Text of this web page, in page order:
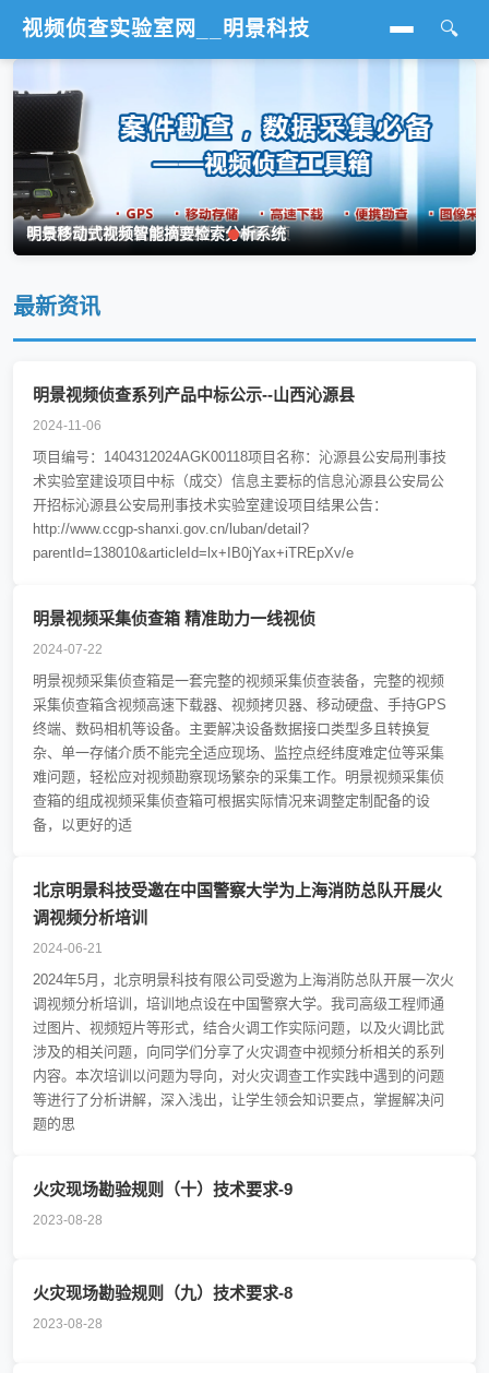
视频侦查实验室网__明景科技
行业标准
视频勘察
视频分析
火灾调查
行业新闻
🔍
明景视频采集侦查箱 精准助力一线视侦
视频图像侦查系统解决方案
明景移动式视频智能摘要检索分析系统
最新资讯
明景视频侦查系列产品中标公示--山西沁源县
2024-11-06
项目编号：1404312024AGK00118项目名称：沁源县公安局刑事技
术实验室建设项目中标（成交）信息主要标的信息沁源县公安局公
开招标沁源县公安局刑事技术实验室建设项目结果公告：
http://www.ccgp-shanxi.gov.cn/luban/detail?
parentId=138010&articleId=lx+IB0jYax+iTREpXv/e
明景视频采集侦查箱 精准助力一线视侦
2024-07-22
明景视频采集侦查箱是一套完整的视频采集侦查装备，完整的视频
采集侦查箱含视频高速下载器、视频拷贝器、移动硬盘、手持GPS
终端、数码相机等设备。主要解决设备数据接口类型多且转换复
杂、单一存储介质不能完全适应现场、监控点经纬度难定位等采集
难问题，轻松应对视频勘察现场繁杂的采集工作。明景视频采集侦
查箱的组成视频采集侦查箱可根据实际情况来调整定制配备的设
备，以更好的适
北京明景科技受邀在中国警察大学为上海消防总队开展火
调视频分析培训
2024-06-21
2024年5月，北京明景科技有限公司受邀为上海消防总队开展一次火
调视频分析培训，培训地点设在中国警察大学。我司高级工程师通
过图片、视频短片等形式，结合火调工作实际问题，以及火调比武
涉及的相关问题，向同学们分享了火灾调查中视频分析相关的系列
内容。本次培训以问题为导向，对火灾调查工作实践中遇到的问题
等进行了分析讲解，深入浅出，让学生领会知识要点，掌握解决问
题的思
火灾现场勘验规则（十）技术要求-9
2023-08-28
火灾现场勘验规则（九）技术要求-8
2023-08-28